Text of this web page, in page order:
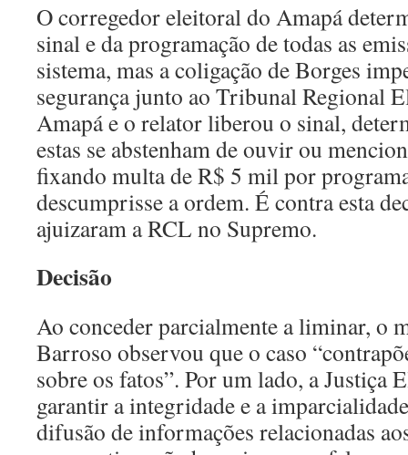
O corregedor eleitoral do Amapá
sinal e da programação de todas as
sistema, mas a coligação de Borges
segurança junto ao Tribunal Regional
Amapá e o relator liberou o sinal,
estas se abstenham de ouvir ou
fixando multa de R$ 5 mil por
descumprisse a ordem. É contra esta
ajuizaram a RCL no Supremo.
Decisão
Ao conceder parcialmente a liminar, o
Barroso observou que o caso
sobre os fatos”. Por um lado, a Justiça
garantir a integridade e a
difusão de informações relacionadas